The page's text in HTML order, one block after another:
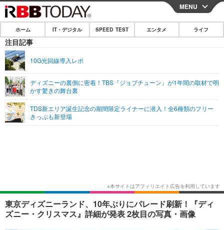
CLOSE
ホーム
IT・デジタル
ネタ
ショッピング その他
SPEED TEST
エンタメ
エンタメTOP
ショッピング その他
ライフ
MENU
ホーム IT・デジタル SPEED TEST エンタメ ライフ
注目記事
10G光回線導入レポ
ディズニーの裏側に密着！TBS『ジョブチューン』が1年間の取材で明
かす驚きの舞台裏
TDS新エリア誕生記念の期間限定ライナーに潜入！全6種類のフリー
きっぷも新登場
東京ディズニーランド、10年ぶりにパレード刷新！『ディ
ズニー・クリスマス』詳細が発表 2枚目の写真・画像